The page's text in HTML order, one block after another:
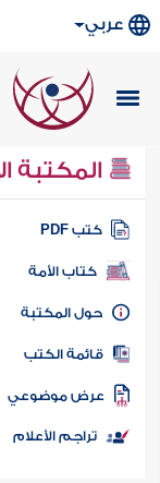
عربي
المكتبة
كتب PDF
كتاب الأمة
المكتبة
الكتب
موضوعي